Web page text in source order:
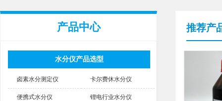
产品中心
水分仪产品选型
卤素水分测定仪 卡尔费休水分仪
便携式水分仪 锂电行业水分仪
推荐产